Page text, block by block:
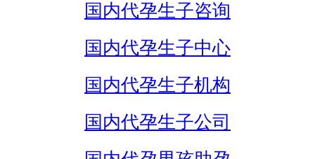
国内代孕生子咨询
国内代孕生子中心
国内代孕生子机构
国内代孕生子公司